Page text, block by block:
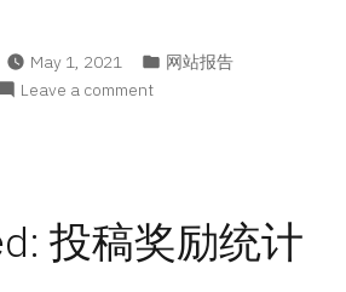
May 1, 2021
Posted
网站报告
Leave a commenton
04
投稿奖励统计